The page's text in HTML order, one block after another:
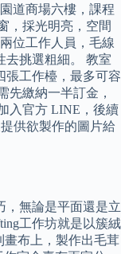
道商場六樓，課程
，採光明亮，空間
位工作人員，毛線
去挑選粗細。 教室
張工作檯，最多可容
先繳納一半訂金，
入官方 LINE，後續
供欲製作的圖片給
，無論是平面還是立
工作坊就是以簇絨
畫布上，製作出毛茸